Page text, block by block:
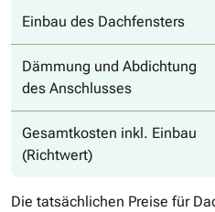
Einbau des Dachfensters
Dämmung und Abdichtung
des Anschlusses
Gesamtkosten inkl. Einbau
(Richtwert)
Die tatsächlichen Preise für